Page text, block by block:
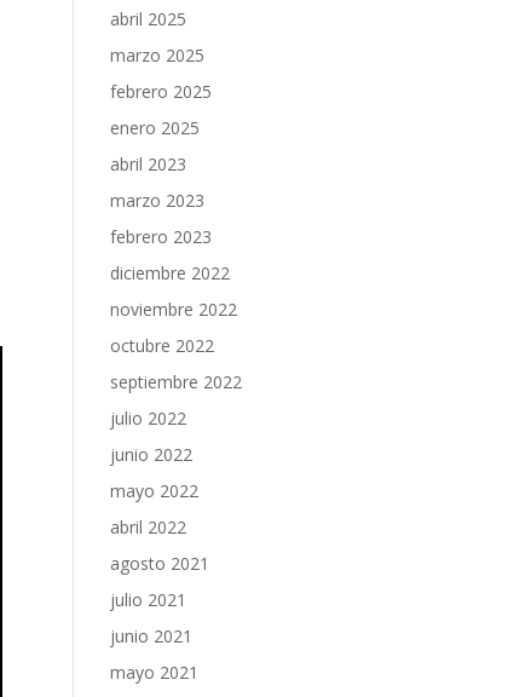
abril 2025
marzo 2025
febrero 2025
enero 2025
abril 2023
marzo 2023
febrero 2023
diciembre 2022
noviembre 2022
octubre 2022
septiembre 2022
julio 2022
junio 2022
mayo 2022
abril 2022
agosto 2021
julio 2021
junio 2021
mayo 2021